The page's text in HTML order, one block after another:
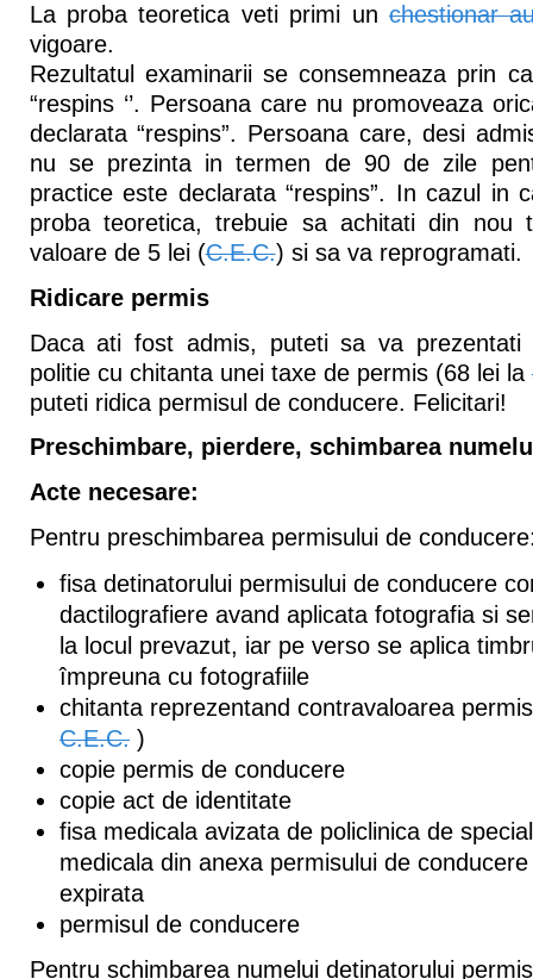
La proba teoretica veti primi un chestionar
vigoare.
Rezultatul examinarii se consemneaza prin
“respins ‘’. Persoana care nu promoveaza
declarata “respins”. Persoana care, desi
nu se prezinta in termen de 90 de zile
practice este declarata “respins”. In cazul in
proba teoretica, trebuie sa achitati din nou
valoare de 5 lei (C.E.C.) si sa va reprogramati.
Ridicare permis
Daca ati fost admis, puteti sa va
politie cu chitanta unei taxe de permis (68 lei la
puteti ridica permisul de conducere. Felicitari!
Preschimbare, pierdere, schimbarea
Acte necesare:
Pentru preschimbarea permisului de
fisa detinatorului permisului de conducere
dactilografiere avand aplicata fotografia si
la locul prevazut, iar pe verso se aplica
împreuna cu fotografiile
chitanta reprezentand contravaloarea
C.E.C. )
copie permis de conducere
copie act de identitate
fisa medicala avizata de policlinica de
medicala din anexa permisului de
expirata
permisul de conducere
Pentru schimbarea numelui detinatorului